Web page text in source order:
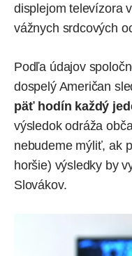
displejom televízora
vážnych srdcových
Podľa údajov
dospelý Američan
päť hodín každý
výsledok odráža
nebudeme mýliť, ak
horšie) výsledky by
Slovákov.